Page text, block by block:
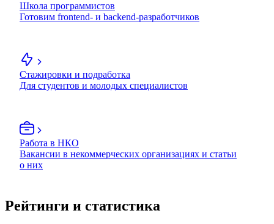
Школа программистов
Готовим frontend- и backend-разработчиков
Стажировки и подработка
Для студентов и молодых специалистов
Работа в НКО
Вакансии в некоммерческих организациях и статьи
о них
Рейтинги и статистика